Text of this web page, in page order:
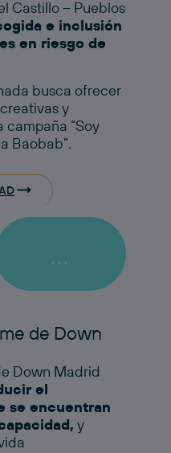
Castillo – Pueblos
e inclusión
en riesgo de
busca ofrecer
y
“Soy
Baobab”.
...
de Down
Down Madrid
el
se encuentran
y